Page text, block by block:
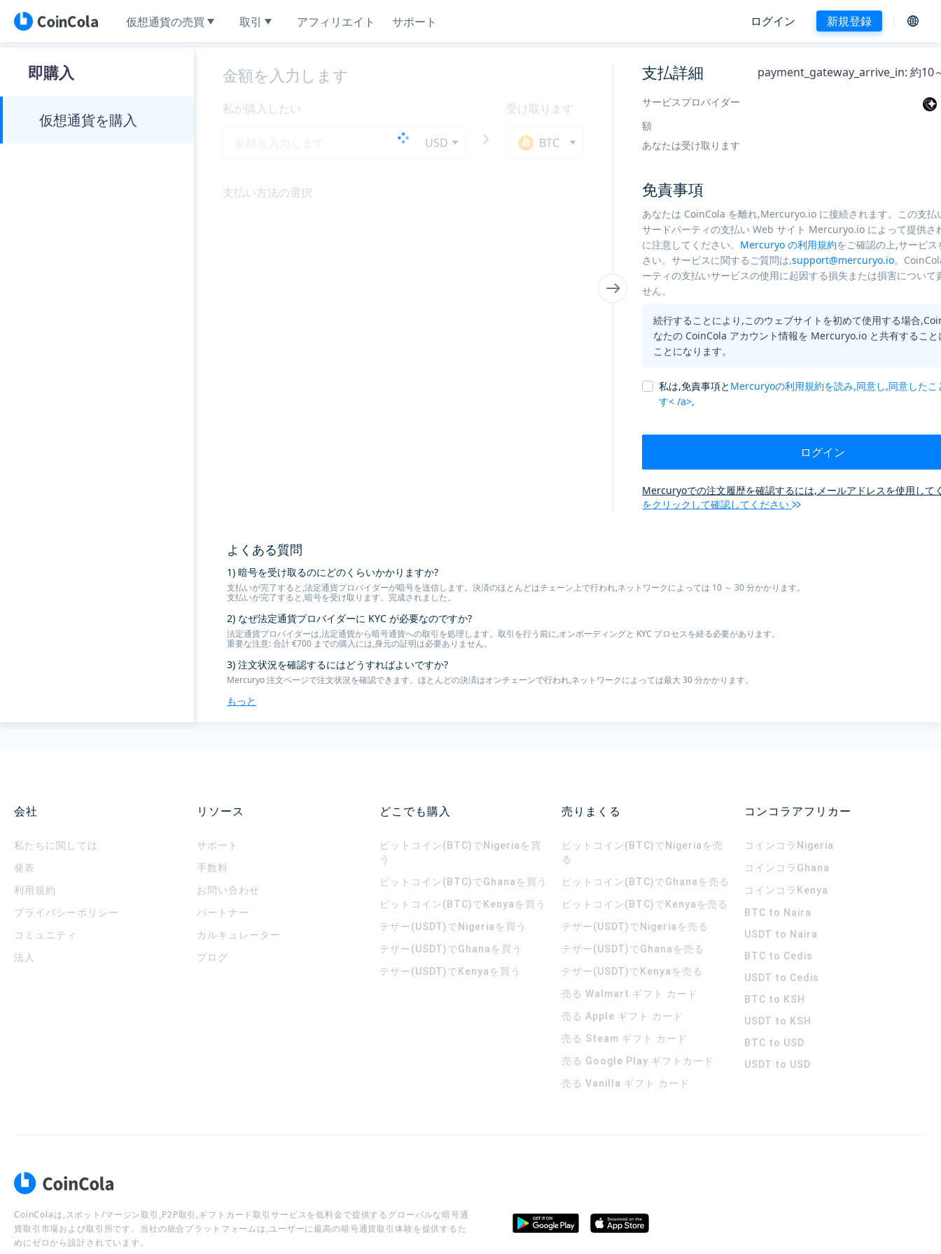
仮想通貨の売買 取引 アフィリエイト サポート ログイン 新規登録
即購入
仮想通貨を購入
金額を入力します
私が購入したい
USD
受け取ります
BTC
支払い方法の選択
支払詳細 payment_gateway_arrive_in: 約10
サービスプロバイダー
額
あなたは受け取ります
免責事項
あなたは CoinCola を離れ,Mercuryo.io に接続されます。この支払
サードパーティの支払い Web サイト Mercuryo.io によって提供さ
に注意してください。 Mercuryo の利用規約をご確認の上,サービ
さい。サービスに関するご質問は,support@mercuryo.io。
ーティの支払いサービスの使用に起因する損失または損害について
せん。
続行することにより,このウェブサイトを初めて使用する場合
なたの CoinCola アカウント情報を Mercuryo.io と共有すること
ことになります。
私は,免責事項と Mercuryoの利用規約を読み,同意し,同意したこ
す< /a>,
ログイン
Mercuryoでの注文履歴を確認するには,メールアドレスを使用して
をクリックして確認してください
よくある質問
1) 暗号を受け取るのにどのくらいかかりますか?
支払いが完了すると,法定通貨プロバイダーが暗号を送信します。決済のほとんどはチェーン上で行われ,ネットワークによっては 10 ～ 30 分かかります。
支払いが完了すると,暗号を受け取ります。完成されました。
2) なぜ法定通貨プロバイダーに KYC が必要なのですか?
法定通貨プロバイダーは,法定通貨から暗号通貨への取引を処理します。取引を行う前に,オンボーディングと KYC プロセスを経る必要があります。
重要な注意: 合計 €700 までの購入には,身元の証明は必要ありません。
3) 注文状況を確認するにはどうすればよいですか?
Mercuryo 注文ページで注文状況を確認できます。ほとんどの決済はオンチェーンで行われ,ネットワークによっては最大 30 分かかります。
もっと
会社
私たちに関しては
発表
利用規約
プライバシーポリシー
コミュニティ
法人
リソース
サポート
手数料
お問い合わせ
パートナー
カルキュレーター
ブログ
どこでも購入
ビットコイン(BTC)でNigeriaを買
う
ビットコイン(BTC)でGhanaを買う
ビットコイン(BTC)でKenyaを買う
テザー(USDT)でNigeriaを買う
テザー(USDT)でGhanaを買う
テザー(USDT)でKenyaを買う
売りまくる
ビットコイン(BTC)でNigeriaを売
る
ビットコイン(BTC)でGhanaを売る
ビットコイン(BTC)でKenyaを売る
テザー(USDT)でNigeriaを売る
テザー(USDT)でGhanaを売る
テザー(USDT)でKenyaを売る
売る Walmart ギフト カード
売る Apple ギフト カード
売る Steam ギフト カード
売る Google Play ギフトカード
売る Vanilla ギフト カード
コンコラアフリカー
コインコラ Nigeria
コインコラ Ghana
コインコラ Kenya
BTC to Naira
USDT to Naira
BTC to Cedis
USDT to Cedis
BTC to KSH
USDT to KSH
BTC to USD
USDT to USD
CoinColaは,スポット/マージン取引,P2P取引,ギフトカード取引サービスを低料金で提供するグローバルな暗号通
貨取引市場および取引所です。当社の統合プラットフォームは,ユーザーに最高の暗号通貨取引体験を提供するた
めにゼロから設計されています。